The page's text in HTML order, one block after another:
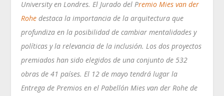
University en Londres. El Jurado del Premio Mies van der
Rohe destaca la importancia de la arquitectura que
profundiza en la posibilidad de cambiar mentalidades y
políticas y la relevancia de la inclusión. Los dos proyectos
premiados han sido elegidos de una conjunto de 532
obras de 41 países. El 12 de mayo tendrá lugar la
Entrega de Premios en el Pabellón Mies van der Rohe de